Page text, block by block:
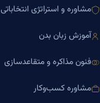
مشاوره و استراتژی انتخاباتی
آموزش زبان بدن
فنون مذاکره و متقاعدسازی
مشاوره کسب‌وکار